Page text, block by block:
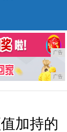
广告
广告
加持的